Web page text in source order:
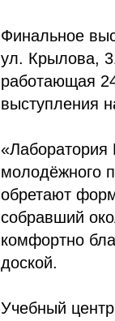
Финальное
ул. Крылова,
работающая
выступления
«Лаборатория
молодёжного
обретают
собравший
комфортно
доской.
Учебный